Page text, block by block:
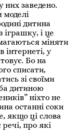
них заведено.
дитина
іграшку, і це
міняти
у
Бо на
списати,
зі своїми
дитиною
ніхто не
останні соки
якщо ці слова
про які